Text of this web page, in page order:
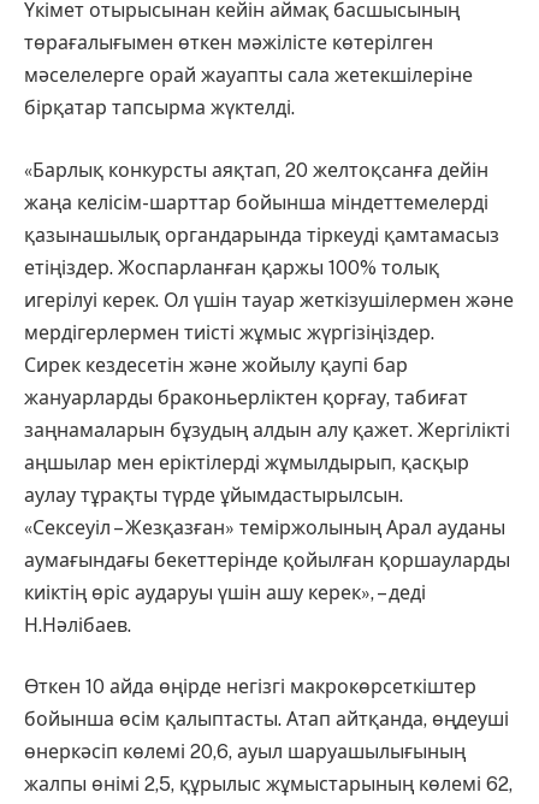
Үкімет отырысынан кейін аймақ басшысының
төрағалығымен өткен мәжілісте көтерілген
мәселелерге орай жауапты сала жетекшілеріне
бірқатар тапсырма жүктелді.
«Барлық конкурсты аяқтап, 20 желтоқсанға дейін
жаңа келісім-шарттар бойынша міндеттемелерді
қазынашылық органдарында тіркеуді қамтамасыз
етіңіздер. Жоспарланған қаржы 100% толық
игерілуі керек. Ол үшін тауар жеткізушілермен және
мердігерлермен тиісті жұмыс жүргізіңіздер.
​Сирек кездесетін және жойылу қаупі бар
жануарларды браконьерліктен қорғау, табиғат
заңнамаларын бұзудың алдын алу қажет. Жергілікті
аңшылар мен еріктілерді жұмылдырып, қасқыр
аулау тұрақты түрде ұйымдастырылсын.
«Сексеуіл – Жезқазған» теміржолының Арал ауданы
аумағындағы бекеттерінде қойылған қоршауларды
киіктің өріс аударуы үшін ашу керек», – деді
Н.Нәлібаев.
Өткен 10 айда өңірде негізгі макрокөрсеткіштер
бойынша өсім қалыптасты. Атап айтқанда, өңдеуші
өнеркәсіп көлемі 20,6, ауыл шаруашылығының
жалпы өнімі 2,5, құрылыс жұмыстарының көлемі 62,